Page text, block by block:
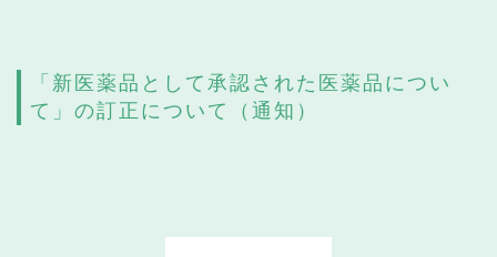
「新医薬品として承認された医薬品につい
て」の訂正について（通知）